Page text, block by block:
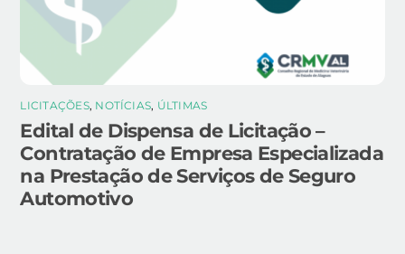
LICITAÇÕES, NOTÍCIAS, ÚLTIMAS
Edital de Dispensa de Licitação –
Contratação de Empresa Especializada
na Prestação de Serviços de Seguro
Automotivo